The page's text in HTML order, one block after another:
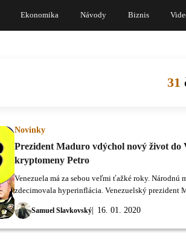
Ekonomika Návody Biznis
31
Novinky
Prezident Maduro vdýchol nový život do
kryptomeny Petro
Samuel Slavkovský 16. 01. 2020
Venezuela má za sebou veľmi ťažké roky. Národnú
zdecimovala hyperinflácia. Venezuelský prezident
využiť (v tej dobe) nový populárny trend a vytvoril
Petro.